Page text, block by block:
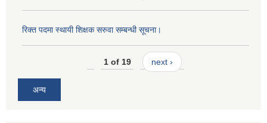
रिक्त पदमा स्थायी शिक्षक सरुवा सम्बन्धी सूचना।
1 of 19 next ›
अन्य